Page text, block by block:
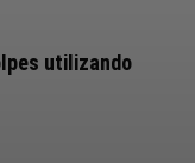
utilizando